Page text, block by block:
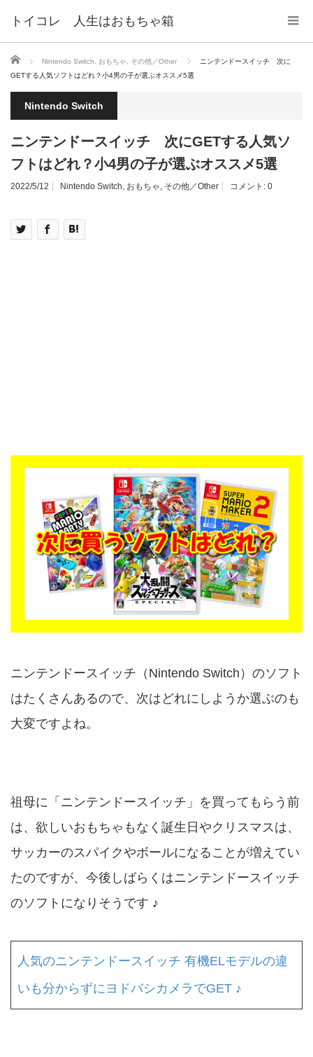
トイコレ 人生はおもちゃ箱
ホーム Nintendo Switch おもちゃ その他／Other
ニンテンドースイッチ 次に
GETする人気ソフトはどれ？小4男の子が選ぶオススメ5選
Nintendo Switch
ニンテンドースイッチ 次にGETする人気ソ
フトはどれ？小4男の子が選ぶオススメ5選
2022/5/12 Nintendo Switch, おもちゃ, その他／Other コメント: 0
ニンテンドースイッチ（Nintendo Switch）のソフト
はたくさんあるので、次はどれにしようか選ぶのも
大変ですよね。
祖母に「ニンテンドースイッチ」を買ってもらう前
は、欲しいおもちゃもなく誕生日やクリスマスは、
サッカーのスパイクやボールになることが増えてい
たのですが、今後しばらくはニンテンドースイッチ
のソフトになりそうです ♪
人気のニンテンドースイッチ 有機ELモデルの違
いも分からずにヨドバシカメラでGET ♪